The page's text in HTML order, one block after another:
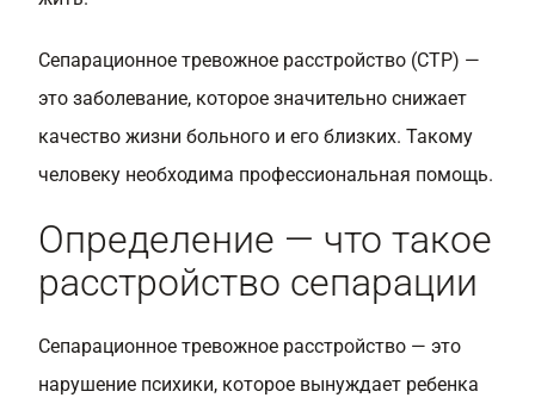
Сепарационное тревожное расстройство (СТР) —
это заболевание, которое значительно снижает
качество жизни больного и его близких. Такому
человеку необходима профессиональная помощь.
Определение — что такое
расстройство сепарации
Сепарационное тревожное расстройство — это
нарушение психики, которое вынуждает ребенка